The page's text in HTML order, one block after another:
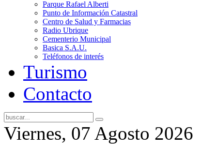
Parque Rafael Alberti
Punto de Información Catastral
Centro de Salud y Farmacias
Radio Ubrique
Cementerio Municipal
Basica S.A.U.
Teléfonos de interés
Turismo
Contacto
Viernes, 07 Agosto 2026